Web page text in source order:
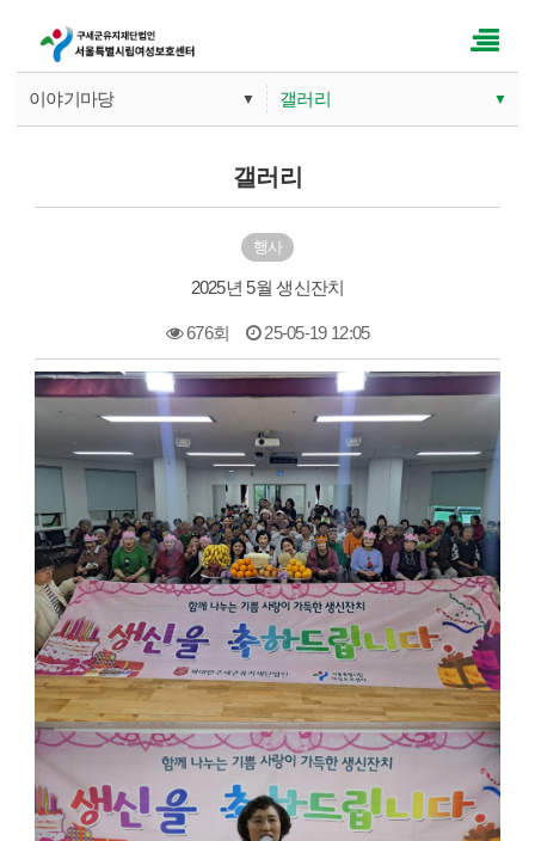
이야기마당 ▼
사업안내
갤러리 ▼
갤러리
문의게시판
갤러리
행사
2025년 5월 생신잔치
676회 25-05-19 12:05
본문